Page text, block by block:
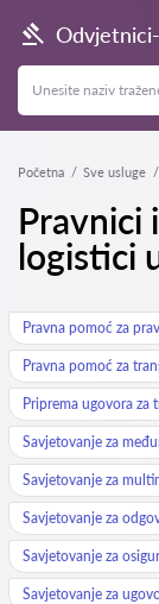
Početna Sve usluge
Pravnici
logistici
Pravna pomoć za
Pravna pomoć za
Priprema ugovora za
Savjetovanje za
Savjetovanje za
Savjetovanje za
Savjetovanje za
Savjetovanje za